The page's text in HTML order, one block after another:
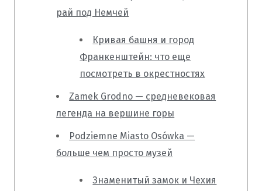
рай под Немчей
Кривая башня и город
Франкенштейн: что еще
посмотреть в окрестностях
Zamek Grodno — средневековая
легенда на вершине горы
Podziemne Miasto Osówka —
больше чем просто музей
Знаменитый замок и Чехия